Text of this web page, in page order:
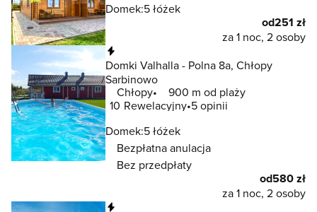
Domek:5 łóżek
od251 zł
za 1 noc, 2 osoby
Domki Valhalla - Polna 8a, Chłopy
Sarbinowo
Chłopy
900 m od plaży
10 Rewelacyjny 5 opinii
Domek:5 łóżek
Bezpłatna anulacja
Bez przedpłaty
od580 zł
za 1 noc, 2 osoby